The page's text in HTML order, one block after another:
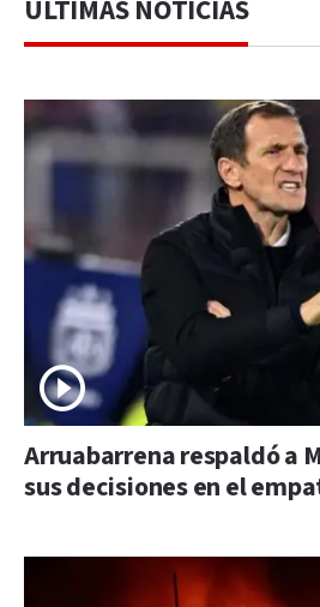
ÚLTIMAS NOTICIAS
Arruabarrena respaldó a
sus decisiones en el